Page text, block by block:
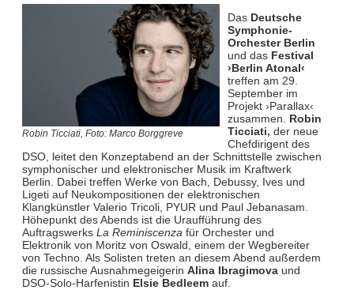
Robin Ticciati, Foto: Marco Borggreve
DasDeutsche
Symphonie-
Orchester Berlin
und das Festival
›Berlin Atonal‹
treffen am 29.
September im
Projekt ›Parallax‹
zusammen. Robin
Ticciati, der neue
Chefdirigent des
DSO, leitet den Konzeptabend an der Schnittstelle zwischen
symphonischer und elektronischer Musik im Kraftwerk
Berlin. Dabei treffen Werke von Bach, Debussy, Ives und
Ligeti auf Neukompositionen der elektronischen
Klangkünstler Valerio Tricoli, PYUR und Paul Jebanasam.
Höhepunkt des Abends ist die Uraufführung des
Auftragswerks La Reminiscenza für Orchester und
Elektronik von Moritz von Oswald, einem der Wegbereiter
von Techno. Als Solisten treten an diesem Abend außerdem
die russische Ausnahmegeigerin Alina Ibragimovaund
DSO-Solo-Harfenistin Elsie Bedleemauf.